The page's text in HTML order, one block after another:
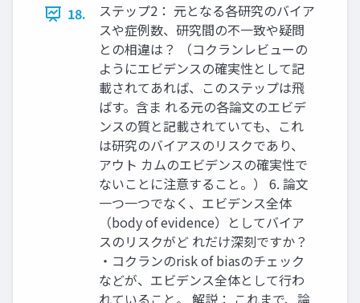
18.
ステップ2： 元となる各研究のバイア
スや症例数、研究間の不一致や疑問
との相違は？ （コクランレビューの
ようにエビデンスの確実性として記
載されてあれば、このステップは飛
ばす。含ま れる元の各論文のエビデ
ンスの質と記載されていても、これ
は研究のバイアスのリスクであり、
アウト カムのエビデンスの確実性で
ないことに注意すること。） 6. 論文
一つ一つでなく、エビデンス全体
（body of evidence）としてバイア
スのリスクがど れだけ深刻ですか？
・コクランのrisk of biasのチェック
などが、エビデンス全体として行わ
れていること。 解説： これまで、論